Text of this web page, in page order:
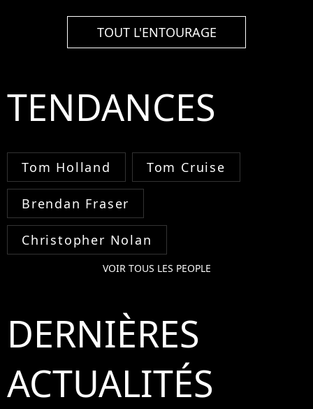
TOUT L'ENTOURAGE
TENDANCES
Tom Holland Tom Cruise
Brendan Fraser
Christopher Nolan
VOIR TOUS LES PEOPLE
DERNIÈRES
ACTUALITÉS